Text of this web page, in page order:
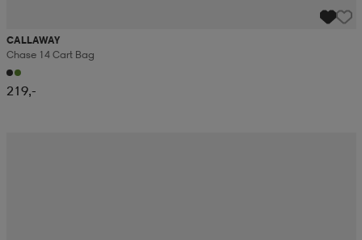
CALLAWAY
Chase 14 Cart Bag
219,-